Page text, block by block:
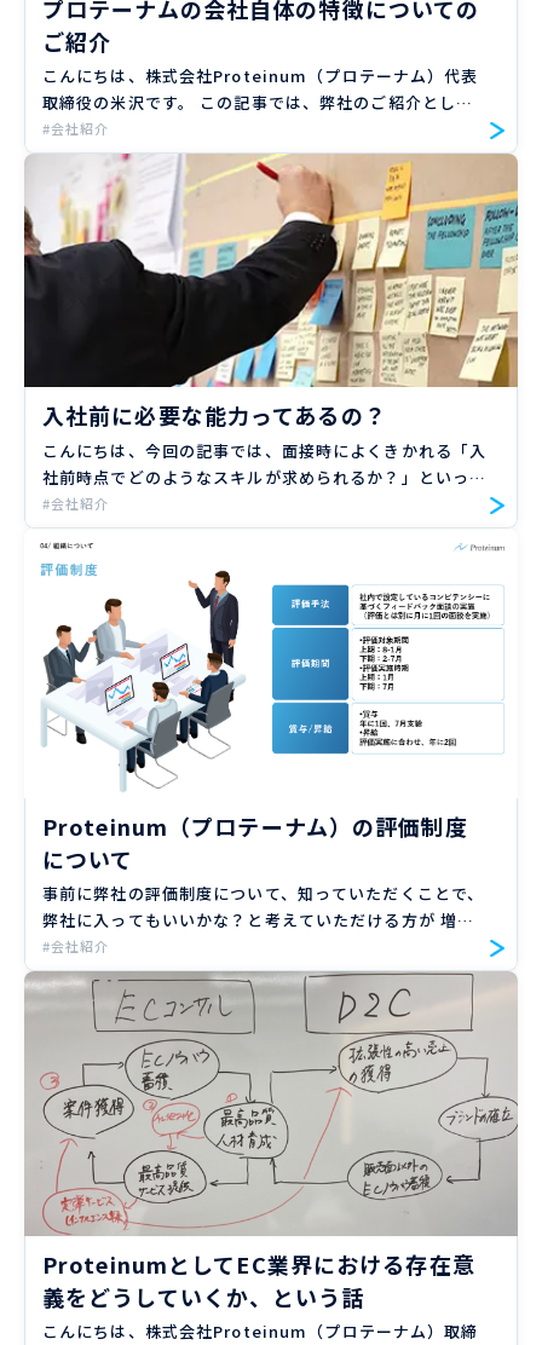
プロテーナムの会社自体の特徴についての
ご紹介
こんにちは、株式会社Proteinum（プロテーナム）代表
取締役の米沢です。 この記事では、弊社のご紹介とし
て、会社自体の特徴についてまとめてみました。 弊社に
興味を持っていただいた方や、弊社に参画したいと思って
いただい […]
#会社紹介
入社前に必要な能力ってあるの？
こんにちは、今回の記事では、面接時によくきかれる「入
社前時点でどのようなスキルが求められるか？」といった
ことについて、説明していきます。 正直冒頭で話してし
まうと、事前に必ず身につけておかなければならないスキ
#会社紹介
Proteinum（プロテーナム）の評価制度
について
事前に弊社の評価制度について、知っていただくことで、
弊社に入ってもいいかな？と考えていただける方が 増え
ることを願い、また社内向けに評価制度の意味についての
良い言語化になればと思い、この記事を書いています。
Protei […]
#会社紹介
ProteinumとしてEC業界における存在意
義をどうしていくか、という話
こんにちは、株式会社Proteinum（プロテーナム）取締